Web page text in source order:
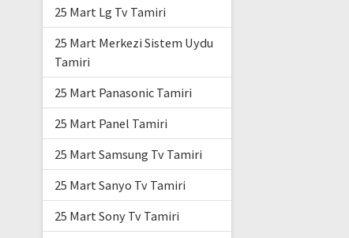
25 Mart Lg Tv Tamiri
25 Mart Merkezi Sistem Uydu
Tamiri
25 Mart Panasonic Tamiri
25 Mart Panel Tamiri
25 Mart Samsung Tv Tamiri
25 Mart Sanyo Tv Tamiri
25 Mart Sony Tv Tamiri